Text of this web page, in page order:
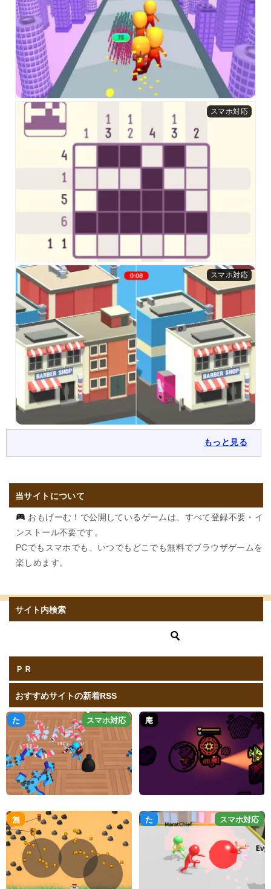
もっと見る
当サイトについて
おもげーむ！で公開しているゲームは、すべて登録不要・イ
ンストール不要です。
PCでもスマホでも、いつでもどこでも無料でブラウザゲームを
楽しめます。
サイト内検索
ＰＲ
おすすめサイトの新着RSS
た スマホ対応 庵
無 た スマホ対応